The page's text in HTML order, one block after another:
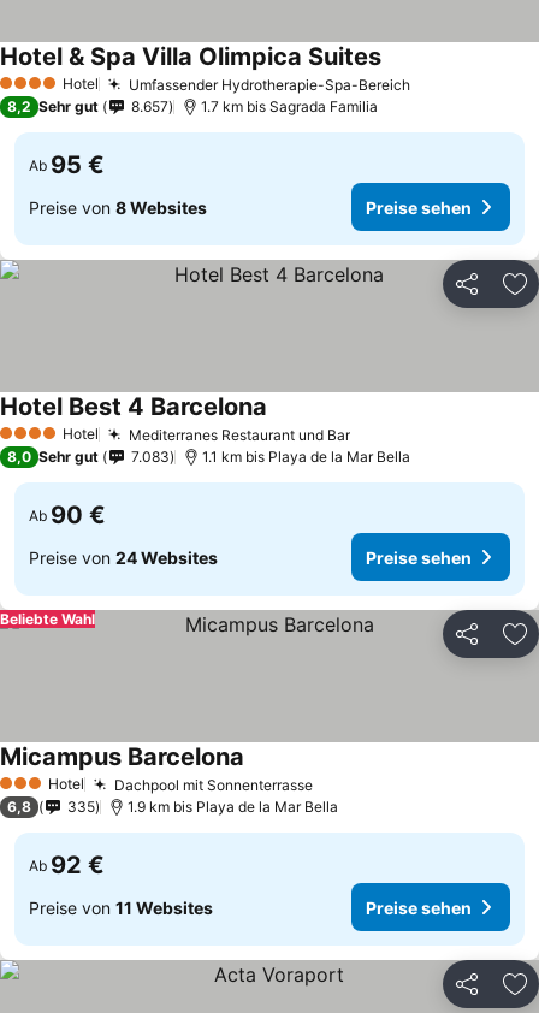
4 Sterne Hotel Umfassender Hydrotherapie-Spa-Bereich
Hotel & Spa Villa Olimpica Suites
8,2 Sehr gut 8.657 1.7 km bis Sagrada Familia
Ab 95 €
Preise von 8 Websites Preise sehen
Teilen
4 Sterne Hotel Mediterranes Restaurant und Bar
Hotel Best 4 Barcelona
8,0 Sehr gut 7.083 1.1 km bis Playa de la Mar Bella
Ab 90 €
Preise von 24 Websites Preise sehen
Teilen
Beliebte Wahl
3 SterneHotel Dachpool mit Sonnenterrasse
Micampus Barcelona
6,8 335 1.9 km bis Playa de la Mar Bella
Ab 92 €
Preise von 11 Websites Preise sehen
Teilen